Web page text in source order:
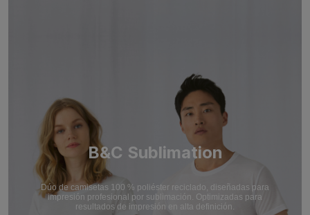
B&C Sublimation
Dúo de camisetas 100 % poliéster reciclado, diseñadas para
impresión profesional por sublimación. Optimizadas para
resultados de impresión en alta definición.